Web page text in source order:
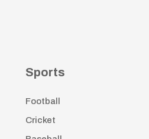
Sports
Football
Cricket